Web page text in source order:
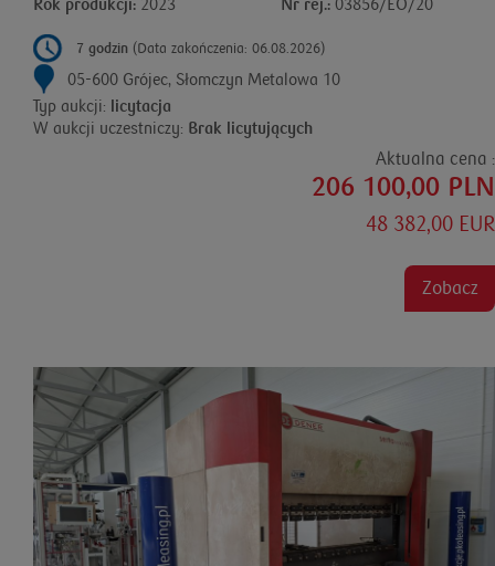
Rok produkcji: 2023 Nr rej.: 03856/EO/20
Aktualna cena :
206 100,00 PLN
48 382,00 EUR
Zobacz
7 godzin (Data zakończenia: 06.08.2026)
05-600 Grójec, Słomczyn Metalowa 10
Typ aukcji: licytacja
W aukcji uczestniczy: Brak licytujących